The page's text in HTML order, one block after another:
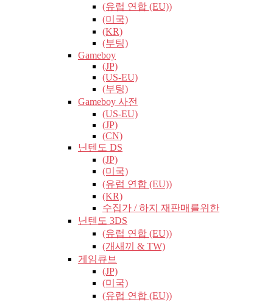
(유럽​​ 연합 (EU))
(미국)
(KR)
(부팅)
Gameboy
(JP)
(US-EU)
(부팅)
Gameboy 사전
(US-EU)
(JP)
(CN)
닌텐도 DS
(JP)
(미국)
(유럽​​ 연합 (EU))
(KR)
수집가 / 하지 재판매를위한
닌텐도 3DS
(유럽​​ 연합 (EU))
(개새끼 & TW)
게임큐브
(JP)
(미국)
(유럽​​ 연합 (EU))